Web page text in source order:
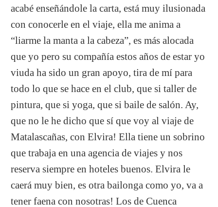
acabé enseñándole la carta, está muy ilusionada
con conocerle en el viaje, ella me anima a
“liarme la manta a la cabeza”, es más alocada
que yo pero su compañía estos años de estar yo
viuda ha sido un gran apoyo, tira de mí para
todo lo que se hace en el club, que si taller de
pintura, que si yoga, que si baile de salón. Ay,
que no le he dicho que sí que voy al viaje de
Matalascañas, con Elvira! Ella tiene un sobrino
que trabaja en una agencia de viajes y nos
reserva siempre en hoteles buenos. Elvira le
caerá muy bien, es otra bailonga como yo, va a
tener faena con nosotras! Los de Cuenca